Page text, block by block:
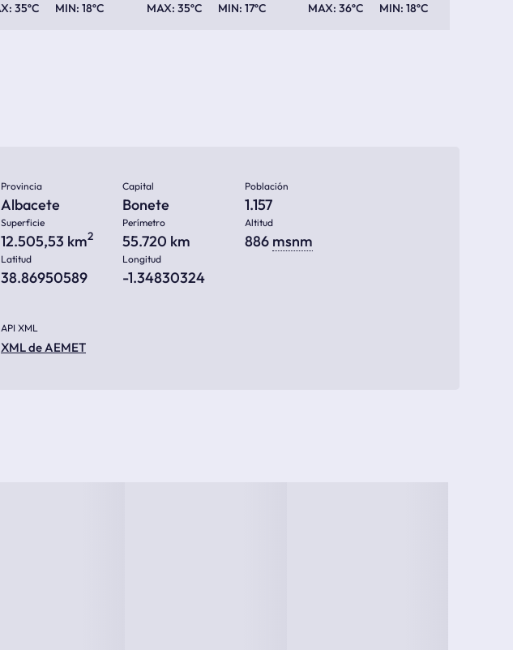
35ºC 18ºC 35ºC 17ºC 36ºC 18ºC
Provincia
Albacete
Capital
Bonete
Población
1.157
Superficie
12.505,53 km2
Perímetro
55.720 km
Altitud
886 msnm
Latitud
38.86950589
Longitud
-1.34830324
API XML
XML de AEMET